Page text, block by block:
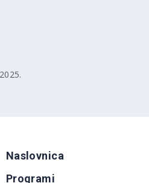
Naslovnica
Programi